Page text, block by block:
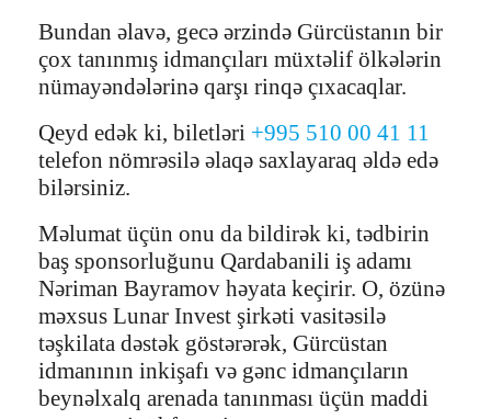
Bundan əlavə, gecə ərzində Gürcüstanın bir
çox tanınmış idmançıları müxtəlif ölkələrin
nümayəndələrinə qarşı rinqə çıxacaqlar.
Qeyd edək ki, biletləri +995 510 00 41 11
telefon nömrəsilə əlaqə saxlayaraq əldə edə
bilərsiniz.
Məlumat üçün onu da bildirək ki, tədbirin
baş sponsorluğunu Qardabanili iş adamı
Nəriman Bayramov həyata keçirir. O, özünə
məxsus Lunar Invest şirkəti vasitəsilə
təşkilata dəstək göstərərək, Gürcüstan
idmanının inkişafı və gənc idmançıların
beynəlxalq arenada tanınması üçün maddi